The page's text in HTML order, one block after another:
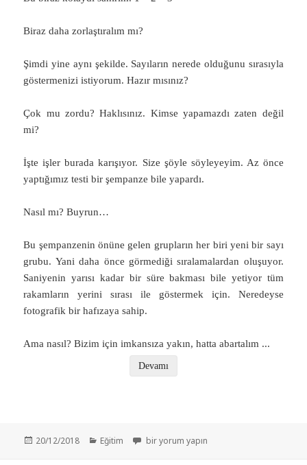
Biraz daha zorlaştıralım mı?
Şimdi yine aynı şekilde. Sayıların nerede olduğunu sırasıyla
göstermenizi istiyorum. Hazır mısınız?
Çok mu zordu? Haklısınız. Kimse yapamazdı zaten değil
mi?
İşte işler burada karışıyor. Size şöyle söyleyeyim. Az önce
yaptığımız testi bir şempanze bile yapardı.
Nasıl mı? Buyrun…
Bu şempanzenin önüne gelen grupların her biri yeni bir sayı
grubu. Yani daha önce görmediği sıralamalardan oluşuyor.
Saniyenin yarısı kadar bir süre bakması bile yetiyor tüm
rakamların yerini sırası ile göstermek için. Neredeyse
fotografik bir hafızaya sahip.
Ama nasıl? Bizim için imkansıza yakın, hatta abartalım ...
Devamı
Yayın
20/12/2018 Kategoriler
Eğitim Dil ve Evrim: Neden Konuşuyoruz? için
bir yorum yapın